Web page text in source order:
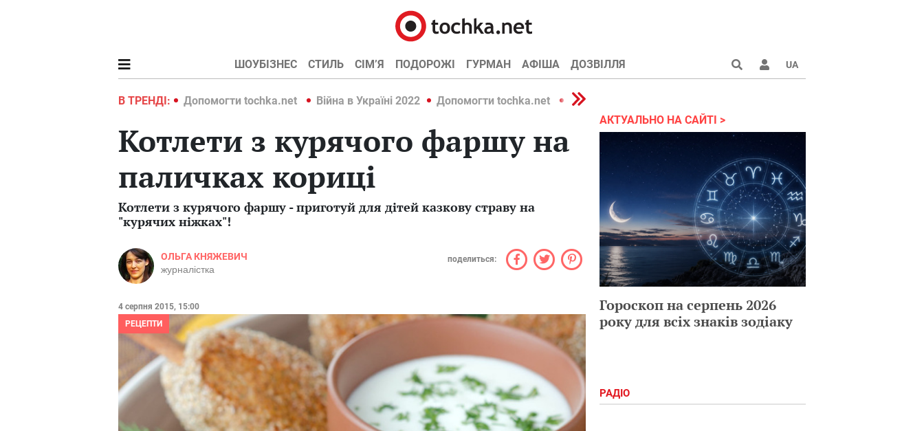
ШОУБІЗНЕС СТИЛЬ СІМ’Я ПОДОРОЖІ ГУРМАН АФІША ДОЗВІЛЛЯ UA
В ТРЕНДІ:
Війна в Україні 2022 Допомогти tochka.net Війна в Україні 2022 Допомогти tochka.net Війна в Україні 2022
Котлети з курячого фаршу на
паличках кориці
Котлети з курячого фаршу - приготуй для дітей казкову страву на
"курячих ніжках"!
ОЛЬГА КНЯЖЕВИЧ
журналістка
поделиться:
4 серпня 2015, 15:00
РЕЦЕПТИ
АКТУАЛЬНО НА САЙТІ
Гороскоп на серпень 2026
року для всіх знаків зодіаку
РАДІО